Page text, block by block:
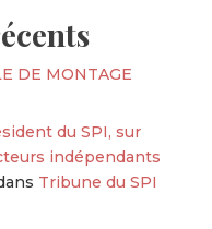
DE MONTAGE
du SPI, sur
indépendants
Tribune du SPI